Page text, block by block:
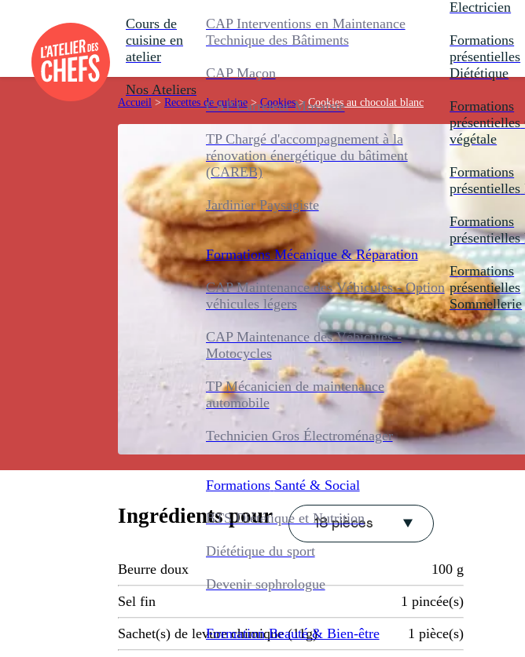
Cours de
cuisine en
atelier
Nos Ateliers
CAP Interventions en Maintenance
Technique des Bâtiments
CAP Maçon
CAP Carreleur Mosaïste
TP Chargé d'accompagnement à la
rénovation énergétique du bâtiment
(CAREB)
Jardinier Paysagiste
Formations Mécanique & Réparation
CAP Maintenance des Véhicules - Option
véhicules légers
CAP Maintenance des Véhicules -
Motocycles
TP Mécanicien de maintenance
automobile
Technicien Gros Électroménager
Formations Santé & Social
BTS Diététique et Nutrition
Diététique du sport
Devenir sophrologue
Formation Beauté & Bien-être
Electricien
Formations
présentielles
Diététique
Formations
présentielles
végétale
Formations
présentielles
Formations
présentielles
Formations
présentielles
Sommellerie
Accueil > Recettes de cuisine > Cookies > Cookies au chocolat blanc
Ingrédients pour 18 pièces
Beurre doux 100 g
Sel fin 1 pincée(s)
Sachet(s) de levure chimique (11g) 1 pièce(s)